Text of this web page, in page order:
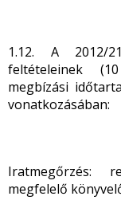
1.12. A 2012/
feltételeinek
megbízási
vonatkozásában:
Iratmegőrzés:
megfelelő